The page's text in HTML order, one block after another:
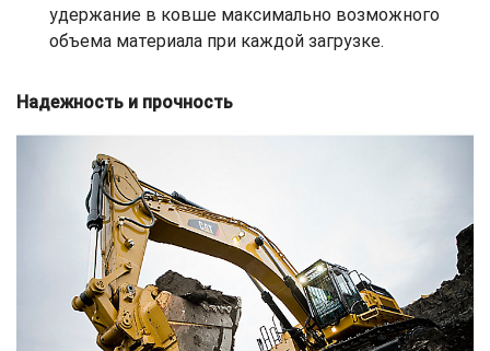
удержание в ковше максимально возможного
объема материала при каждой загрузке.
Надежность и прочность